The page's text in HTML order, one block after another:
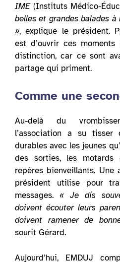
IME(Instituts Médico-
belles et grandes balades
», explique le président.
est d’ouvrir ces
distinction, car ce sont
partage qui priment.
Comme une
Au-delà du
l’association a su
durables avec les jeunes
des sorties, les motards
repères bienveillants.
président utilise pour
messages. « Je dis
doivent écouter leurs
doivent ramener de
sourit Gérard.
Aujourd’hui, EMDUJ